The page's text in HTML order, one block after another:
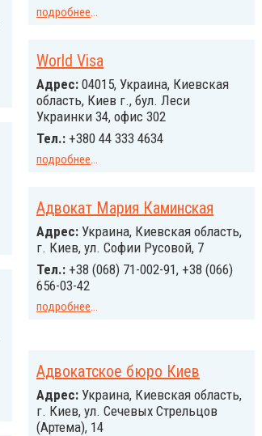
подробнее...
World Visa
Адрес: 04015, Украина, Киевская
область, Киев г., бул. Леси
Украинки 34, офис 302
Тел.: +380 44 333 4634
подробнее...
Адвокат Мария Каминская
Адрес: Украина, Киевская область,
г. Киев, ул. Софии Русовой, 7
Тел.: +38 (068) 71-002-91, +38 (066)
656-03-42
подробнее...
Адвокатское бюро Киев
Адрес: Украина, Киевская область,
г. Киев, ул. Сечевых Стрельцов
(Артема), 14